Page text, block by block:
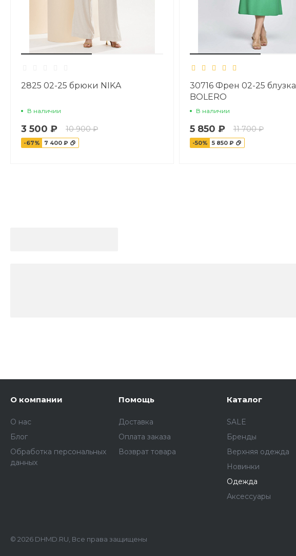
2825 02-25 брюки NIKA
В наличии
3 500 ₽ 10 900 ₽
-67% 7 400 ₽
30716 Френ 02-25 блузка
BOLERO
В наличии
5 850 ₽ 11 700 ₽
-50% 5 850 ₽
О компании
О нас
Блог
Обработка персональных
данных
Помощь
Доставка
Оплата заказа
Возврат товара
Каталог
SALE
Бренды
Верхняя одежда
Новинки
Одежда
Аксессуары
© 2026 DHMD.RU, Все права защищены